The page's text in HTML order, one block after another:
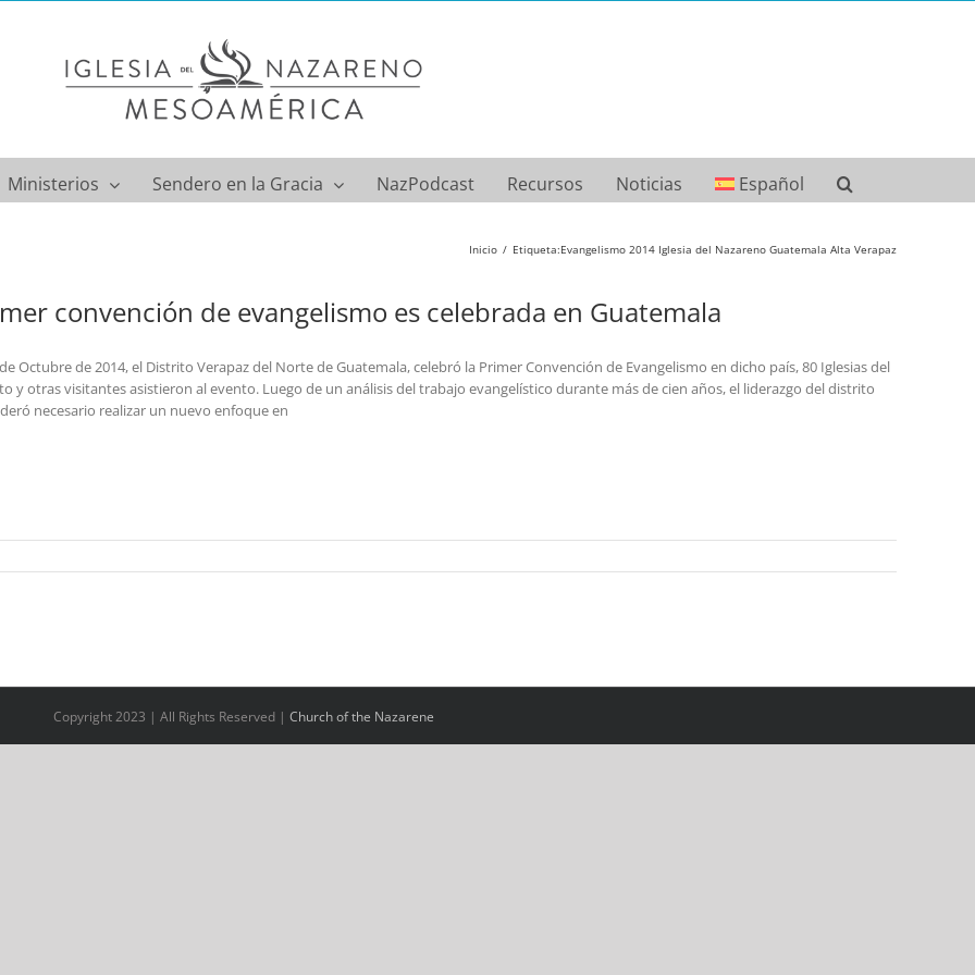
Ministerios Sendero en la Gracia NazPodcast Recursos Noticias Español
Inicio Etiqueta:Evangelismo 2014 Iglesia del Nazareno Guatemala Alta Verapaz
convención de evangelismo es celebrada en Guatemala
Octubre de 2014, el Distrito Verapaz del Norte de Guatemala, celebró la Primer Convención de Evangelismo en dicho país, 80 Iglesias del
y otras visitantes asistieron al evento. Luego de un análisis del trabajo evangelístico durante más de cien años, el liderazgo del distrito
necesario realizar un nuevo enfoque en
Copyright 2023 | All Rights Reserved | Church of the Nazarene